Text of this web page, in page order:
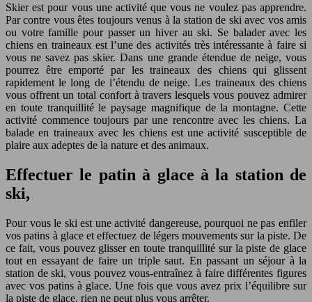
Skier est pour vous une activité que vous ne voulez pas apprendre.
Par contre vous êtes toujours venus à la station de ski avec vos amis
ou votre famille pour passer un hiver au ski. Se balader avec les
chiens en traineaux est l’une des activités très intéressante à faire si
vous ne savez pas skier. Dans une grande étendue de neige, vous
pourrez être emporté par les traineaux des chiens qui glissent
rapidement le long de l’étendu de neige. Les traineaux des chiens
vous offrent un total confort à travers lesquels vous pouvez admirer
en toute tranquillité le paysage magnifique de la montagne. Cette
activité commence toujours par une rencontre avec les chiens. La
balade en traineaux avec les chiens est une activité susceptible de
plaire aux adeptes de la nature et des animaux.
Effectuer le patin à glace à la station de
ski,
Pour vous le ski est une activité dangereuse, pourquoi ne pas enfiler
vos patins à glace et effectuez de légers mouvements sur la piste. De
ce fait, vous pouvez glisser en toute tranquillité sur la piste de glace
tout en essayant de faire un triple saut. En passant un séjour à la
station de ski, vous pouvez vous-entraînez à faire différentes figures
avec vos patins à glace. Une fois que vous avez prix l’équilibre sur
la piste de glace, rien ne peut plus vous arrêter.